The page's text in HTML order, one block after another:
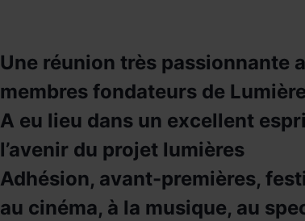
Une réunion très passionnante
membres fondateurs de
A eu lieu dans un excellent
l’avenir du projet lumières
Adhésion, avant-premières,
au cinéma, à la musique, au